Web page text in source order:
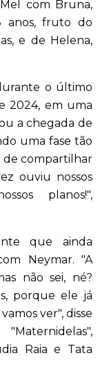
com Bruna,
anos, fruto do
e de Helena,
o último
2024, em uma
a chegada de
uma fase tão
de compartilhar
ouviu nossos
planos!",
que ainda
Neymar. "A
não sei, né?
porque ele já
ver", disse
Raia e Tata